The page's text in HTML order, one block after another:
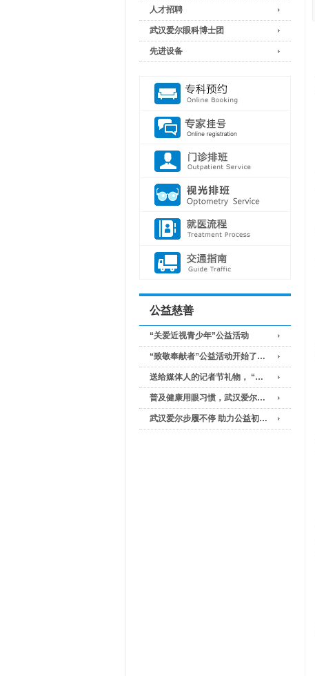
人才招聘
武汉爱尔眼科博士团
先进设备
公益慈善
“关爱近视青少年”公益活动
“致敬奉献者”公益活动开始了…
送给媒体人的记者节礼物， “…
普及健康用眼习惯，武汉爱尔…
武汉爱尔步履不停 助力公益初…